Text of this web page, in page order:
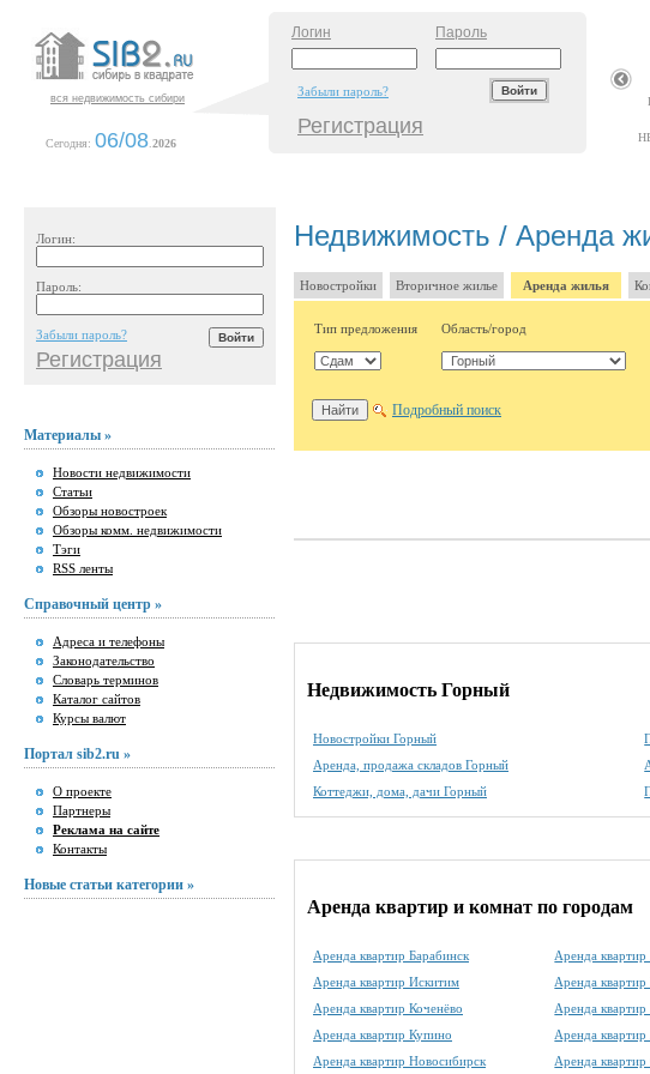
вся недвижимость сибири
Сегодня: 06/08 2026
Логин Пароль
Забыли пароль?
Регистрация
Логин:
Пароль:
Забыли пароль?
Регистрация
Материалы »
Новости недвижимости
Статьи
Обзоры новостроек
Обзоры комм. недвижимости
Тэги
RSS ленты
Справочный центр »
Адреса и телефоны
Законодательство
Словарь терминов
Каталог сайтов
Курсы валют
Портал sib2.ru »
О проекте
Партнеры
Реклама на сайте
Контакты
Новые статьи категории »
Недвижимость / Аренда
Новостройки Вторичное жилье Аренда жилья
Тип предложения Область/город
Подробный поиск
Недвижимость Горный
Новостройки Горный
Аренда, продажа складов Горный
Коттеджи, дома, дачи Горный
Аренда квартир и комнат по городам
Аренда квартир Барабинск Аренда квартир
Аренда квартир Искитим
Аренда квартир
Аренда квартир Коченёво
Аренда квартир
Аренда квартир Купино
Аренда квартир
Аренда квартир Новосибирск
Аренда